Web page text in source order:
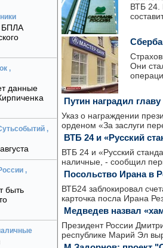
БПЛА
,
данные
,
,
быть
ВТБ 24.
Они
Путин наградил
Указ о награждении
орденом «За заслуги
ВТБ 24 и «Русский
ВТБ 24 и «Русский
наличные, - сообщил
Посольство Ирана в
ВТБ24 заблокировал
карточка посла Ирана
Медведев назвал
Президент России
республике Марий Эл